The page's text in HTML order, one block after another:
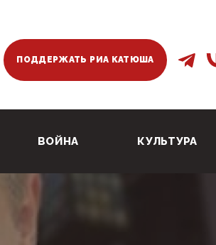
ПОДДЕРЖАТЬ РИА КАТЮША
ВОЙНА КУЛЬТУРА